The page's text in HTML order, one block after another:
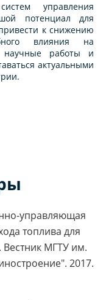
управления
потенциал для
к снижению
влияния на
работы и
актуальными
управляющая
топлива для
Вестник МГТУ им.
2017.